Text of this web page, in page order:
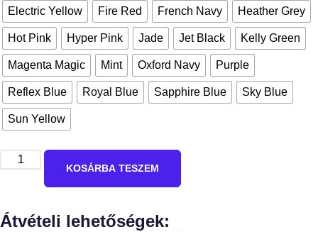
Electric Yellow Fire Red French Navy Heather Grey
Hot Pink Hyper Pink Jade Jet Black Kelly Green
Magenta Magic Mint Oxford Navy Purple
Reflex Blue Royal Blue Sapphire Blue Sky Blue
Sun Yellow
KOSÁRBA TESZEM
Átvételi lehetőségek: